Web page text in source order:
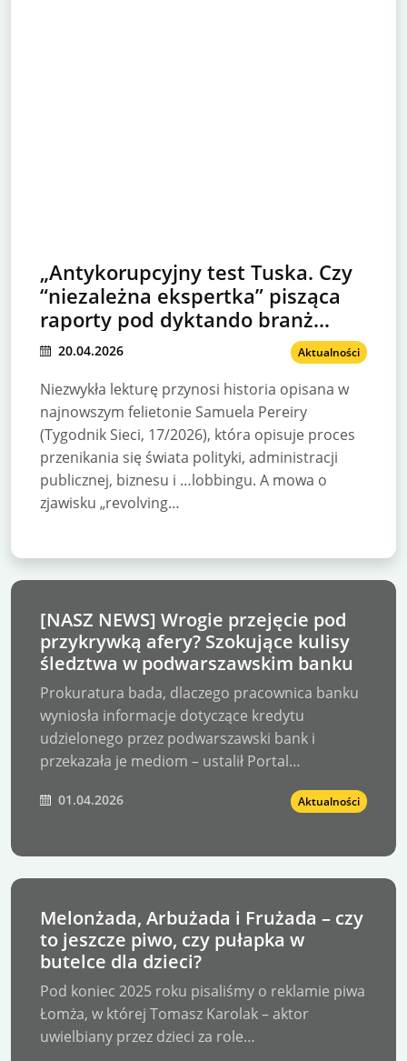
„Antykorupcyjny test Tuska. Czy
“niezależna ekspertka” pisząca
raporty pod dyktando branż
poniesie konsekwencje?
20.04.2026 Aktualności
Niezwykła lekturę przynosi historia opisana w
najnowszym felietonie Samuela Pereiry
(Tygodnik Sieci, 17/2026), która opisuje proces
przenikania się świata polityki, administracji
publicznej, biznesu i …lobbingu. A mowa o
zjawisku „revolving…
[NASZ NEWS] Wrogie przejęcie pod
przykrywką afery? Szokujące kulisy
śledztwa w podwarszawskim banku
Prokuratura bada, dlaczego pracownica banku
wyniosła informacje dotyczące kredytu
udzielonego przez podwarszawski bank i
przekazała je mediom – ustalił Portal…
01.04.2026 Aktualności
Melonżada, Arbużada i Frużada – czy
to jeszcze piwo, czy pułapka w
butelce dla dzieci?
Pod koniec 2025 roku pisaliśmy o reklamie piwa
Łomża, w której Tomasz Karolak – aktor
uwielbiany przez dzieci za role…